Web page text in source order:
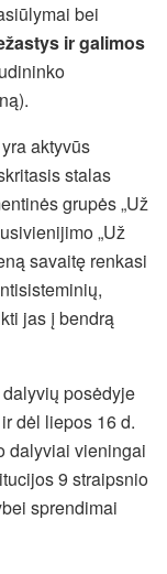
bei
ir galimos
aktyvūs
stalas
grupės „Už
„Už
savaitę renkasi
jas į bendrą
posėdyje
dėl liepos 16 d.
dalyviai vieningai
9 straipsnio
sprendimai